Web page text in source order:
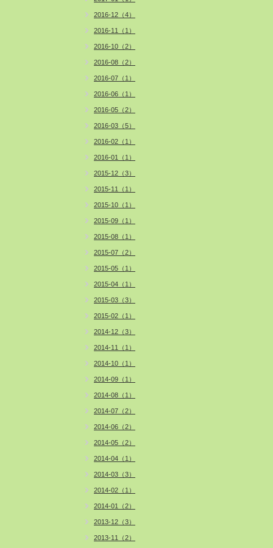
2016-12（4）
2016-11（1）
2016-10（2）
2016-08（2）
2016-07（1）
2016-06（1）
2016-05（2）
2016-03（5）
2016-02（1）
2016-01（1）
2015-12（3）
2015-11（1）
2015-10（1）
2015-09（1）
2015-08（1）
2015-07（2）
2015-05（1）
2015-04（1）
2015-03（3）
2015-02（1）
2014-12（3）
2014-11（1）
2014-10（1）
2014-09（1）
2014-08（1）
2014-07（2）
2014-06（2）
2014-05（2）
2014-04（1）
2014-03（3）
2014-02（1）
2014-01（2）
2013-12（3）
2013-11（2）